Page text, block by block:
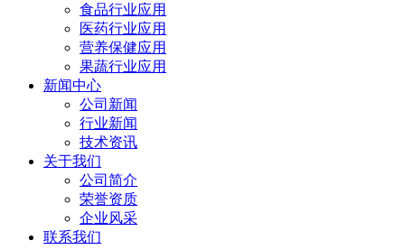
食品行业应用
医药行业应用
营养保健应用
果蔬行业应用
新闻中心
公司新闻
行业新闻
技术资讯
关于我们
公司简介
荣誉资质
企业风采
联系我们